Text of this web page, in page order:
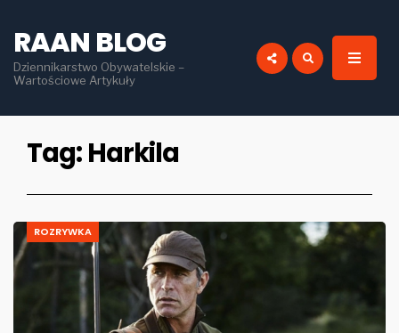
RAAN BLOG
Dziennikarstwo Obywatelskie –
Wartościowe Artykuły
Tag:Harkila
ROZRYWKA